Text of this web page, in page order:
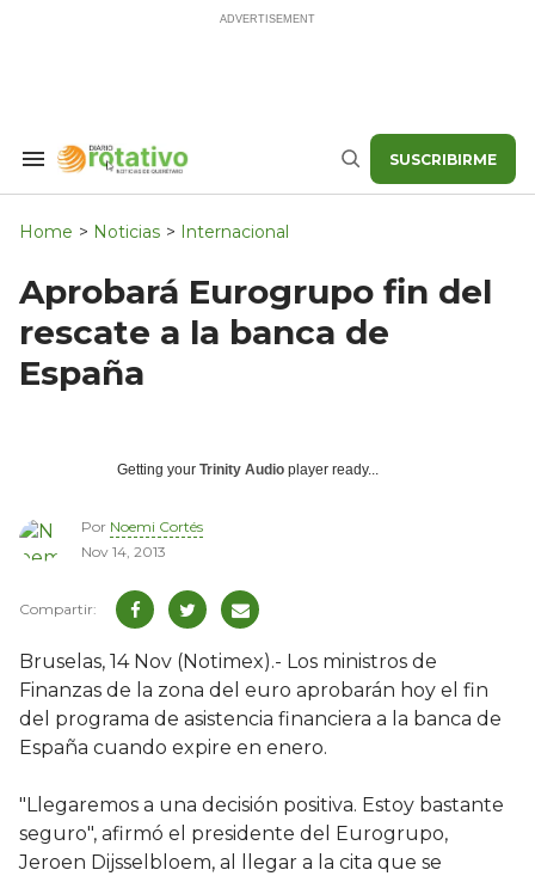
Search
Navigation
Buscar SUSCRIBIRME
Home > Noticias > Internacional
Aprobará Eurogrupo fin del
rescate a la banca de
España
Getting your Trinity Audio player ready...
Por Noemi Cortés
Nov 14, 2013
Bruselas, 14 Nov (Notimex).- Los ministros de
Finanzas de la zona del euro aprobarán hoy el fin
del programa de asistencia financiera a la banca de
España cuando expire en enero.
"Llegaremos a una decisión positiva. Estoy bastante
seguro", afirmó el presidente del Eurogrupo,
Jeroen Dijsselbloem, al llegar a la cita que se